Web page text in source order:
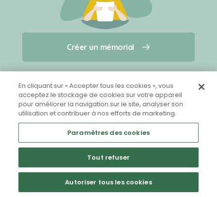
Créer un mémorial
Qui sommes-nous ?
Nous contacter
Partager sur Facebook
Créer un mémorial
En cliquant sur « Accepter tous les cookies », vous
acceptez le stockage de cookies sur votre appareil
pour améliorer la navigation sur le site, analyser son
utilisation et contribuer à nos efforts de marketing.
Paramètres des cookies
Tout refuser
Autoriser tous les cookies